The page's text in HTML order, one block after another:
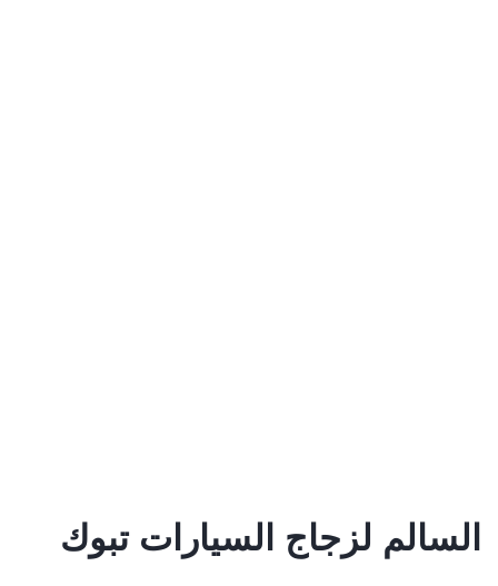
السالم لزجاج السيارات تبوك